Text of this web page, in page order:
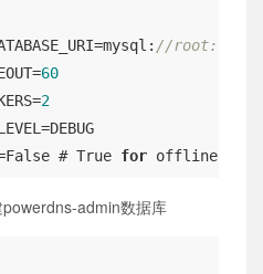
//
60
2
# True
for offline,
admin数据库